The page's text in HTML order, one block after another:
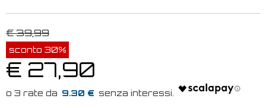
€ 39,99
sconto 30%
€ 27,90
9.30 €